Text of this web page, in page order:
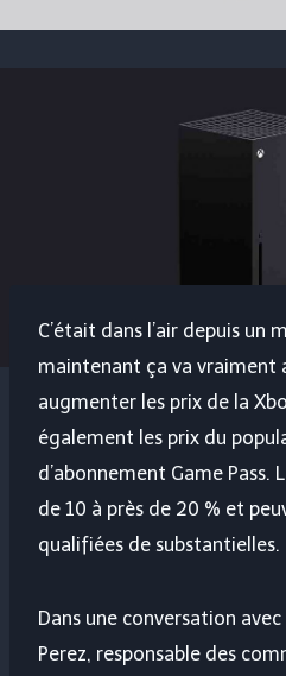
C’était dans l’air depuis un
maintenant ça va vraiment
augmenter les prix de la
également les prix du
d’abonnement Game
de 10 à près de 20 % et
qualifiées de substantielles.
Dans une conversation
Perez, responsable des